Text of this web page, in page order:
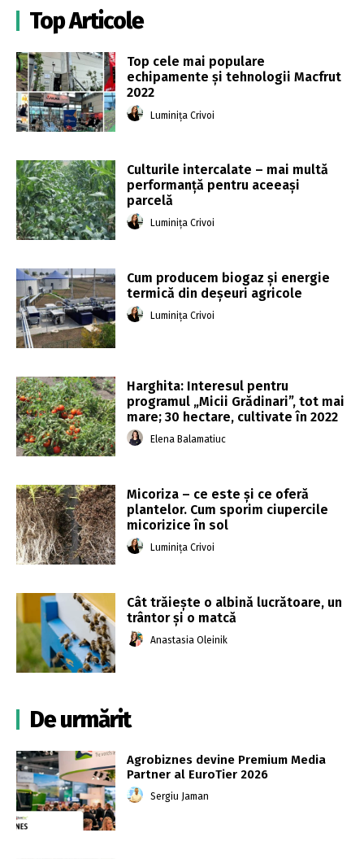
Top Articole
Top cele mai populare
echipamente și tehnologii Macfrut
2022
Luminița Crivoi
Culturile intercalate – mai multă
performanță pentru aceeași
parcelă
Luminița Crivoi
Cum producem biogaz și energie
termică din deșeuri agricole
Luminița Crivoi
Harghita: Interesul pentru
programul „Micii Grădinari”, tot mai
mare; 30 hectare, cultivate în 2022
Elena Balamatiuc
Micoriza – ce este și ce oferă
plantelor. Cum sporim ciupercile
micorizice în sol
Luminița Crivoi
Cât trăiește o albină lucrătoare, un
trântor și o matcă
Anastasia Oleinik
De urmărit
Agrobiznes devine Premium Media
Partner al EuroTier 2026
Sergiu Jaman